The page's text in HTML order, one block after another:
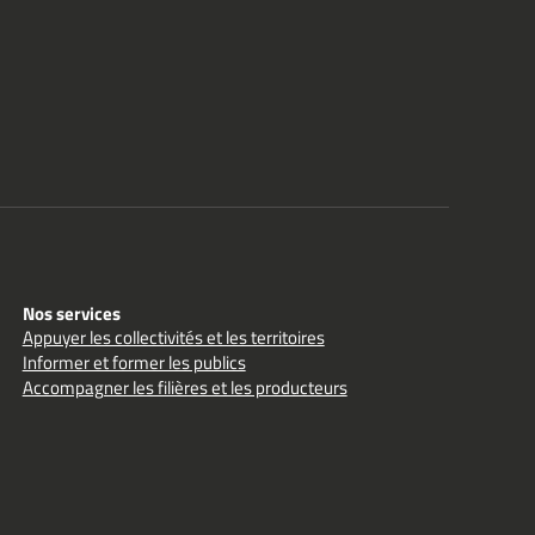
Nos services
Appuyer les collectivités et les territoires
Informer et former les publics
Accompagner les filières et les producteurs